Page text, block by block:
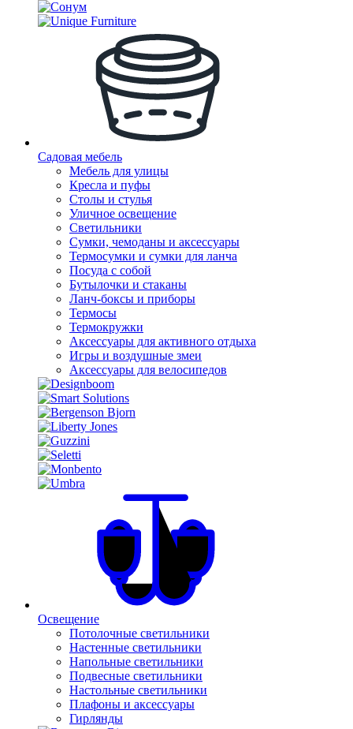
Садовая мебель
Мебель для улицы
Кресла и пуфы
Столы и стулья
Уличное освещение
Светильники
Сумки, чемоданы и аксессуары
Термосумки и сумки для ланча
Посуда с собой
Бутылочки и стаканы
Ланч-боксы и приборы
Термосы
Термокружки
Аксессуары для активного отдыха
Игры и воздушные змеи
Аксессуары для велосипедов
Освещение
Потолочные светильники
Настенные светильники
Напольные светильники
Подвесные светильники
Настольные светильники
Плафоны и аксессуары
Гирлянды